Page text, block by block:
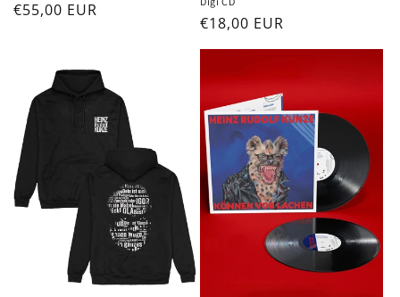
Normaler
€55,00 EUR
Normaler
Preis
€18,00 EUR